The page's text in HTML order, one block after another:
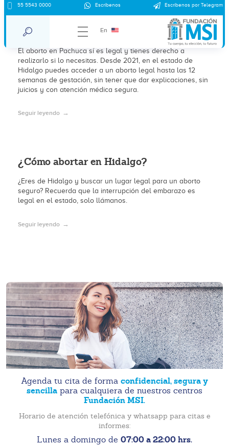
55 5543 0000 Escríbenos Escríbenos por Telegram
En
¿Dónde abortar de forma segura en
Pachuca, Hidalgo?
El aborto en Pachuca sí es legal y tienes derecho a
realizarlo si lo necesitas. Desde 2021, en el estado de
Hidalgo puedes acceder a un aborto legal hasta las 12
semanas de gestación, sin tener que dar explicaciones, sin
juicios y con atención médica segura.
Seguir leyendo
¿Cómo abortar en Hidalgo?
¿Eres de Hidalgo y buscar un lugar legal para un aborto
seguro? Recuerda que la interrupción del embarazo es
legal en el estado, solo llámanos.
Seguir leyendo
Agenda tu cita de forma confidencial, segura y
sencilla para cualquiera de nuestros centros
Fundación MSI.
Horario de atención telefónica y whatsapp para citas e
informes:
Lunes a domingo de 07:00 a 22:00 hrs.